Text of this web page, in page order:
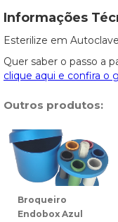
Informações
Esterilize em
Quer saber o passo a
clique aqui e confira o
Outros produtos:
Broqueiro
Endobox Azul